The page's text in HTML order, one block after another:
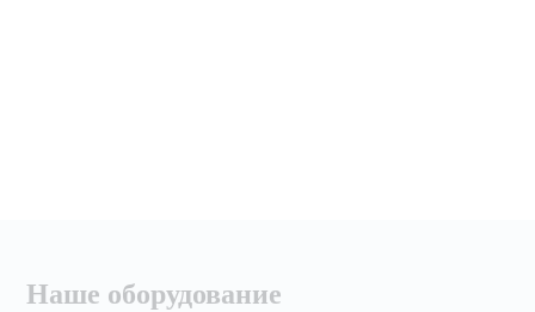
Наше оборудование